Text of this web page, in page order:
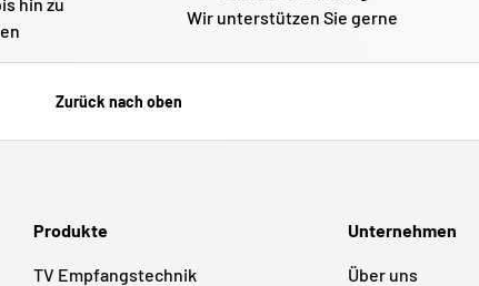
hin zu
Wir unterstützen Sie gerne
Zurück nach oben
Produkte
TV Empfangstechnik
Unternehmen
Über uns